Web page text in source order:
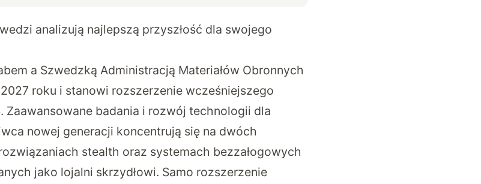
analizują najlepszą przyszłość dla swojego
a Szwedzką Administracją Materiałów Obronnych
roku i stanowi rozszerzenie wcześniejszego
Zaawansowane badania i rozwój technologii dla
nowej generacji koncentrują się na dwóch
stealth oraz systemach bezzałogowych
jako lojalni skrzydłowi. Samo rozszerzenie